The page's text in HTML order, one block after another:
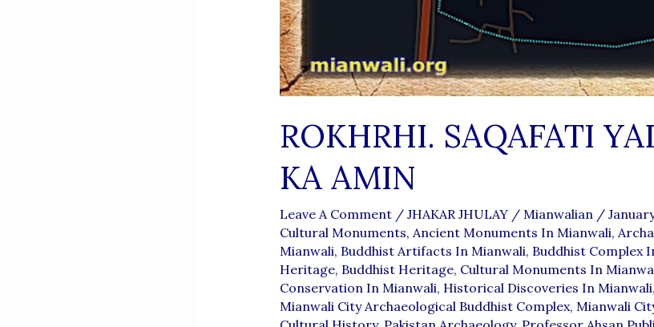
ROKHRHI. SAQAFATI
KA AMIN
Leave A Comment / JHAKAR JHULAY/ Mianwalian /
Cultural Monuments, Ancient Monuments In Mianwali,
Mianwali, Buddhist Artifacts In Mianwali, Buddhist Complex
Heritage, Buddhist Heritage, Cultural Monuments In
Conservation In Mianwali, Historical Discoveries In Mianwali,
Mianwali City Archaeological Buddhist Complex, Mianwali